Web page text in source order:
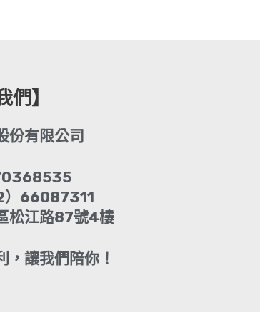
們】
份有限公司
）66087311
松江路87號4樓
，讓我們陪你！